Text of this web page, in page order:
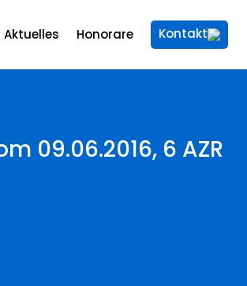
Aktuelles Honorare Kontakt
09.06.2016, 6 AZR